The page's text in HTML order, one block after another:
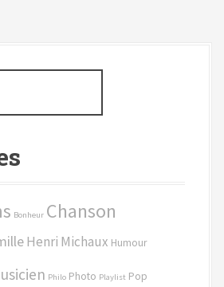
Bonheur Chanson
Henri Michaux Humour
Philo Photo Playlist Pop